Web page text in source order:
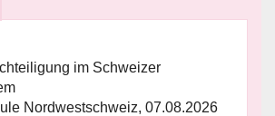
im Schweizer
Nordwestschweiz, 07.08.2026